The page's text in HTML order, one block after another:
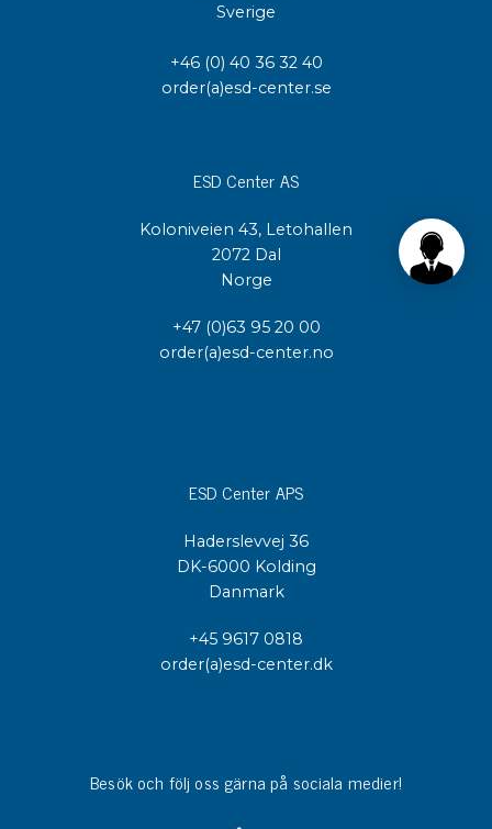
Sverige
+46 (0) 40 36 32 40
order(a)esd-center.se
ESD Center AS
Koloniveien 43, Letohallen
2072 Dal
Norge
+47 (0)63 95 20 00
order(a)esd-center.no
ESD Center APS
Haderslevvej 36
DK-6000 Kolding
Danmark
+45 9617 0818
order(a)esd-center.dk
Besök och följ oss gärna på sociala medier!